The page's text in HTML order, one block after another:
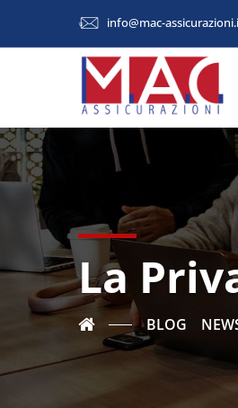
info@mac-
La
BLOG